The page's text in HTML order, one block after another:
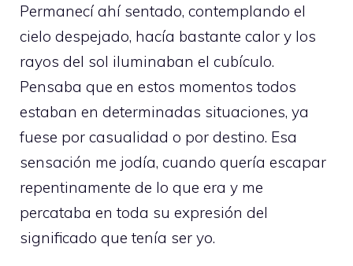
Permanecí ahí sentado, contemplando el
cielo despejado, hacía bastante calor y los
rayos del sol iluminaban el cubículo.
Pensaba que en estos momentos todos
estaban en determinadas situaciones, ya
fuese por casualidad o por destino. Esa
sensación me jodía, cuando quería escapar
repentinamente de lo que era y me
percataba en toda su expresión del
significado que tenía ser yo.